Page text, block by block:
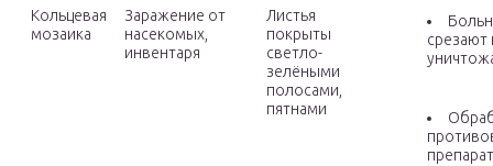
Кольцевая
мозаика
Заражение от
насекомых,
инвентаря
Листья
покрыты
светло-
зелёными
полосами,
пятнами
срезают